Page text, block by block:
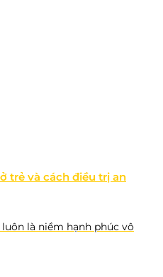
trẻ và cách điều trị an
là niềm hạnh phúc vô